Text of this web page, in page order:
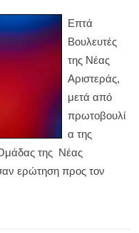
Επτά
Βουλευτές
της Νέας
Αριστεράς,
μετά από
πρωτοβουλί
α της
Ομάδας της Νέας
ερώτηση προς τον